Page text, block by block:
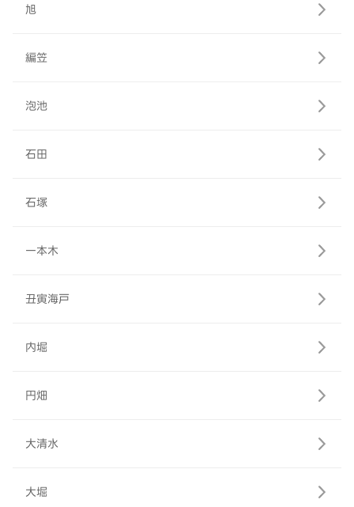
旭
編笠
泡池
石田
石塚
一本木
丑寅海戸
内堀
円畑
大清水
大堀